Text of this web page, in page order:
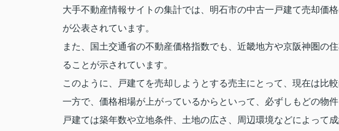
大手不動産情報サイトの集計では、明石市の中古一戸建て売却価
が公表されています。
また、国土交通省の不動産価格指数でも、近畿地方や京阪神圏の
ることが示されています。
このように、戸建てを売却しようとする売主にとって、現在は比
一方で、価格相場が上がっているからといって、必ずしもどの物
戸建ては築年数や立地条件、土地の広さ、周辺環境などによって